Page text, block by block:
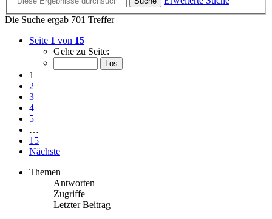
Die Suche ergab 701 Treffer
Seite 1 von 15
Gehe zu Seite:
1
2
3
4
5
…
15
Nächste
Themen
Antworten
Zugriffe
Letzter Beitrag